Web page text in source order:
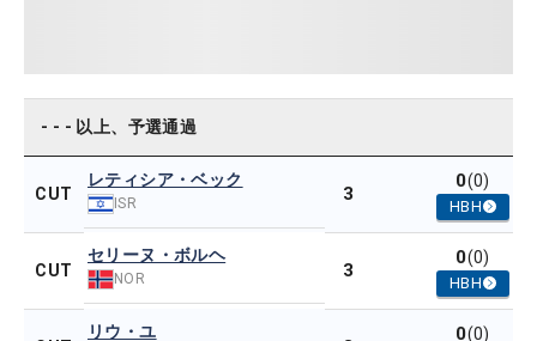
- - - 以上、予選通過
CUT
レティシア・ベック
ISR 3
0(0)
HBH
CUT
セリーヌ・ボルヘ
NOR 3
0(0)
HBH
リウ・ユ 0(0)